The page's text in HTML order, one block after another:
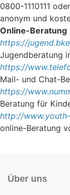
0800-1110111
anonym und
Online-Beratung
https://
Jugendberatung
https://
Mail- und Chat-
https://
Beratung für
http://
online-Beratung
Über uns